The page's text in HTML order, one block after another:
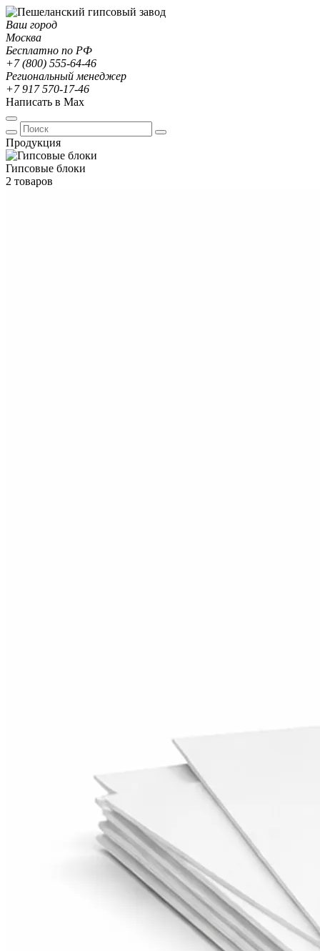
Ваш город
Москва
Бесплатно по РФ
+7 (800) 555-64-46
Региональный менеджер
+7 917 570-17-46
Написать в Max
Продукция
Гипсовые блоки
2 товаров